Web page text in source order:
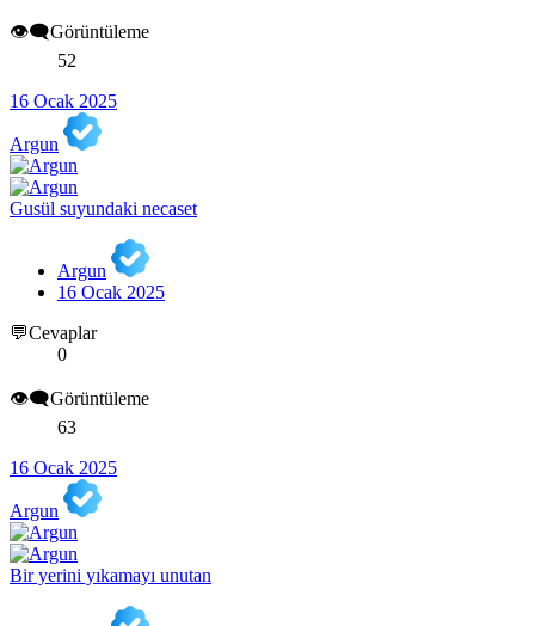
👁️‍🗨️Görüntüleme
52
16 Ocak 2025
Argun
Gusül suyundaki necaset
Argun
16 Ocak 2025
💬Cevaplar
0
👁️‍🗨️Görüntüleme
63
16 Ocak 2025
Argun
Bir yerini yıkamayı unutan